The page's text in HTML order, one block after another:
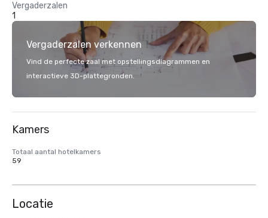
Vergaderzalen
1
Vergaderzalen verkennen
Vind de perfecte zaal met opstellingsdiagrammen en
interactieve 3D-plattegronden.
Kamers
Totaal aantal hotelkamers
59
Locatie